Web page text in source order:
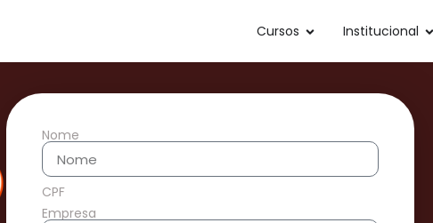
Cursos Institucional
Nome
CPF
Empresa